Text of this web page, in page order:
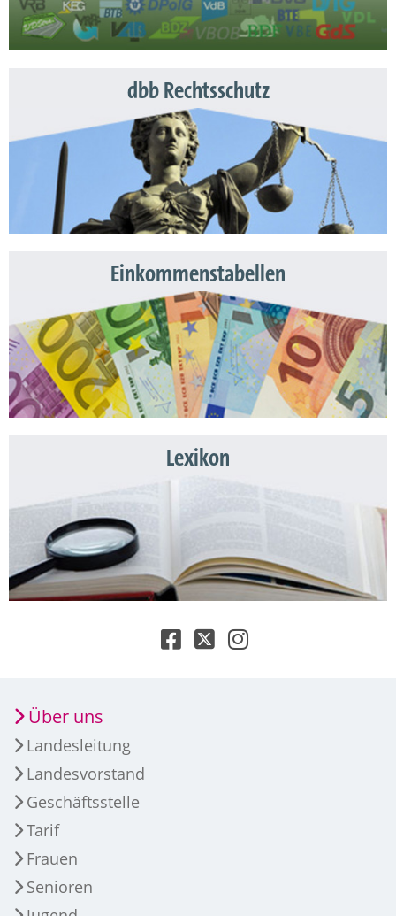
dbb Rechtsschutz
Einkommenstabellen
Lexikon
Über uns
Landesleitung
Landesvorstand
Geschäftsstelle
Tarif
Frauen
Senioren